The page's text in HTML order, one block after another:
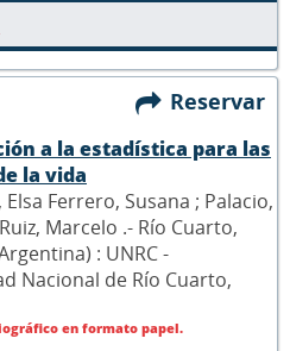
Reservar
a la estadística para las
la vida
Ferrero, Susana ; Palacio,
Marcelo .- Río Cuarto,
: UNRC -
Nacional de Río Cuarto,
en formato papel.